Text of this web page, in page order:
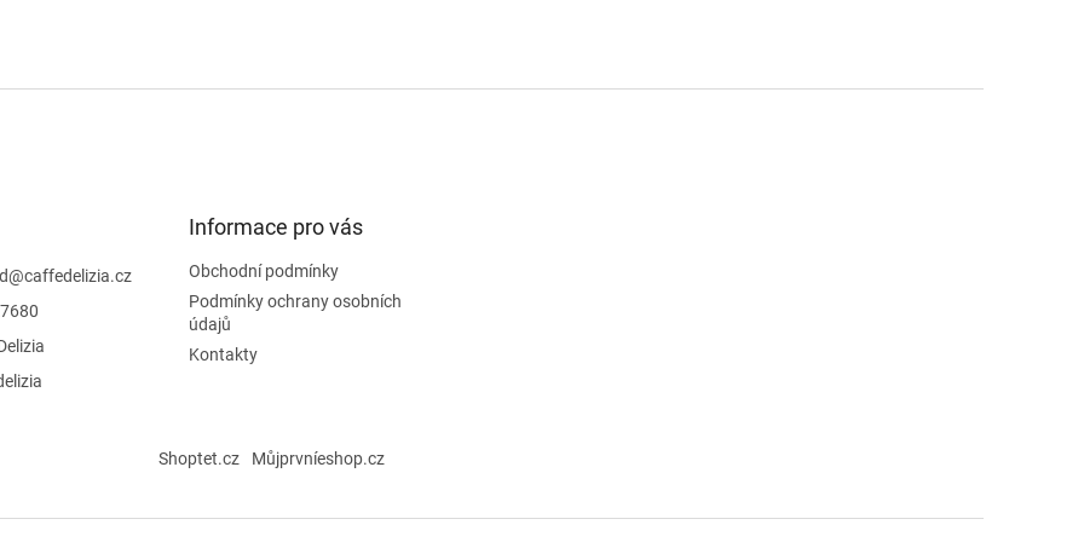
@caffedelizia.cz
Informace pro vás
Obchodní podmínky
Podmínky ochrany osobních
údajů
Kontakty
Shoptet.cz Můjprvníeshop.cz